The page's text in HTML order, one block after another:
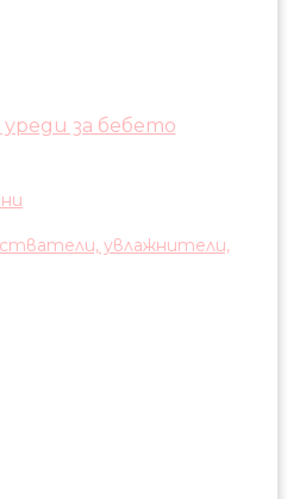
уреди за бебето
увлажнители,